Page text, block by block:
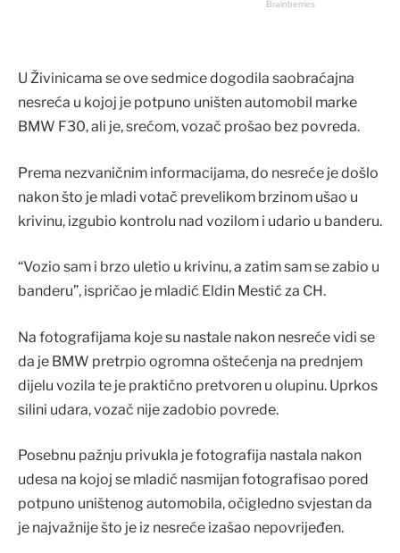
U Živinicama se ove sedmice dogodila saobraćajna
nesreća u kojoj je potpuno uništen automobil marke
BMW F30, ali je, srećom, vozač prošao bez povreda.
Prema nezvaničnim informacijama, do nesreće je došlo
nakon što je mladi votač prevelikom brzinom ušao u
krivinu, izgubio kontrolu nad vozilom i udario u banderu.
“Vozio sam i brzo uletio u krivinu, a zatim sam se zabio u
banderu”, ispričao je mladić Eldin Mestić za CH.
Na fotografijama koje su nastale nakon nesreće vidi se
da je BMW pretrpio ogromna oštećenja na prednjem
dijelu vozila te je praktično pretvoren u olupinu. Uprkos
silini udara, vozač nije zadobio povrede.
Posebnu pažnju privukla je fotografija nastala nakon
udesa na kojoj se mladić nasmijan fotografisao pored
potpuno uništenog automobila, očigledno svjestan da
je najvažnije što je iz nesreće izašao nepovrijeđen.